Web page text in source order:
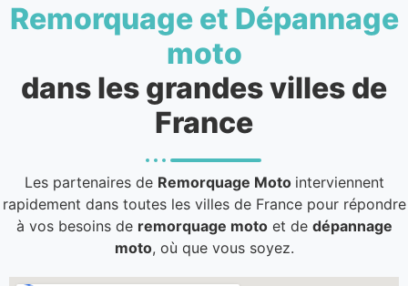
Remorquage et Dépannage
moto
dans les grandes villes de
France
Les partenaires de Remorquage Moto interviennent
rapidement dans toutes les villes de France pour répondre
à vos besoins de remorquage motoet de dépannage
moto, où que vous soyez.